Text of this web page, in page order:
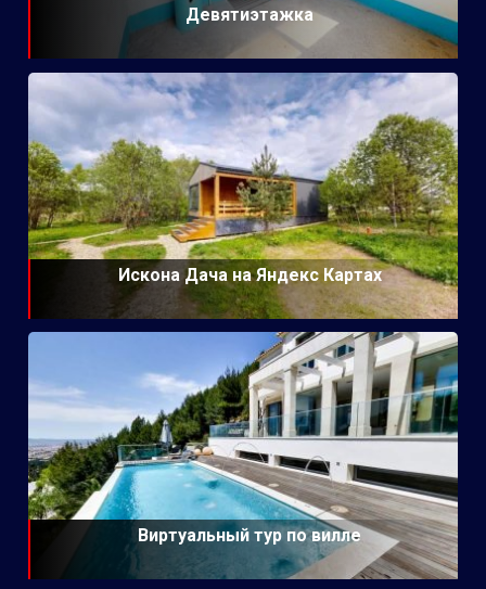
Девятиэтажка
Искона Дача на Яндекс Картах
Виртуальный тур по вилле